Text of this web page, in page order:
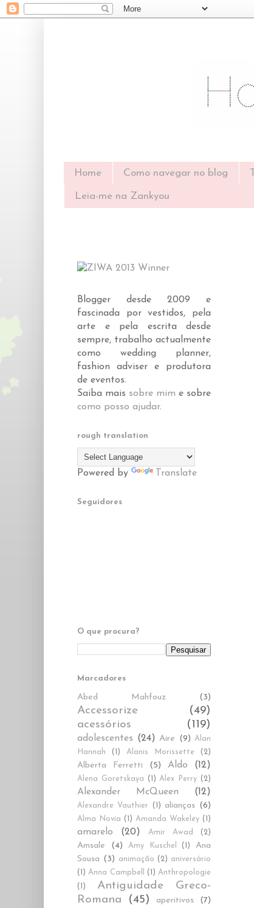
Home Como navegar no blog
Leia-me na Zankyou
Blogger desde 2009 e
fascinada por vestidos, pela
arte e pela escrita desde
sempre, trabalho actualmente
como wedding planner,
fashion adviser e produtora
de eventos.
Saiba mais sobre mim e sobre
como posso ajudar.
rough translation
Powered by Translate
Seguidores
O que procura?
Marcadores
Abed Mahfouz (3)
Accessorize
(49)
acessórios
(119)
adolescentes (24) Aire (9) Alan
Hannah
(1) Alanis Morissette (2)
Alberta Ferretti (5) Aldo (12)
Alena Goretskaya (1) Alex Perry (2)
Alexander McQueen (12)
Alexandre Vauthier (1) alianças (6)
Alma Novia (1) Amanda Wakeley (1)
amarelo (20) Amir Awad (2)
Amsale (4) Amy Kuschel (1)
Ana
Sousa (3) animação (2) aniversário
(1) Anna Campbell (1) Anthropologie
(1)
Antiguidade Greco-
Romana
(45) aperitivos (7)